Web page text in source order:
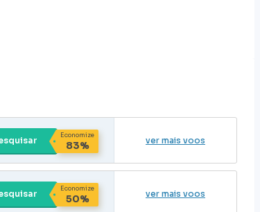
Economize
83% ver mais voos
Economize
50% ver mais voos